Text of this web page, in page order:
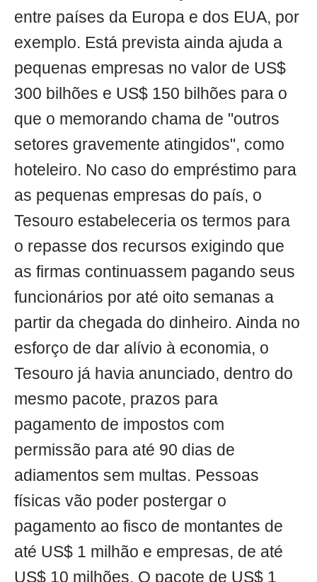
entre países da Europa e dos EUA, por
exemplo. Está prevista ainda ajuda a
pequenas empresas no valor de US$
300 bilhões e US$ 150 bilhões para o
que o memorando chama de "outros
setores gravemente atingidos", como
hoteleiro. No caso do empréstimo para
as pequenas empresas do país, o
Tesouro estabeleceria os termos para
o repasse dos recursos exigindo que
as firmas continuassem pagando seus
funcionários por até oito semanas a
partir da chegada do dinheiro. Ainda no
esforço de dar alívio à economia, o
Tesouro já havia anunciado, dentro do
mesmo pacote, prazos para
pagamento de impostos com
permissão para até 90 dias de
adiamentos sem multas. Pessoas
físicas vão poder postergar o
pagamento ao fisco de montantes de
até US$ 1 milhão e empresas, de até
US$ 10 milhões. O pacote de US$ 1